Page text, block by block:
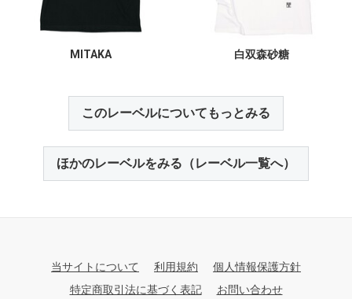
MITAKA 白双森砂糖
このレーベルについてもっとみる
ほかのレーベルをみる（レーベル一覧へ）
当サイトについて 利用規約
個人情報保護方針
特定商取引法に基づく表記
お問い合わせ